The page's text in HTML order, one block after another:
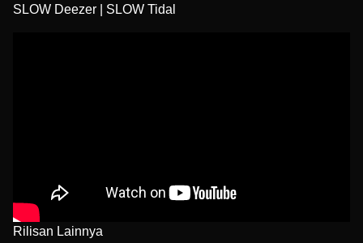
SLOW Deezer
SLOW Tidal
Rilisan Lainnya